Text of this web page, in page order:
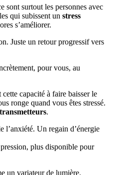
sont surtout les personnes avec
qui subissent un stress
s’améliorer.
Juste un retour progressif vers
pour vous, au
capacité à faire baisser le
ronge quand vous êtes stressé.
.
l’anxiété. Un regain d’énergie
plus disponible pour
un variateur de lumière.